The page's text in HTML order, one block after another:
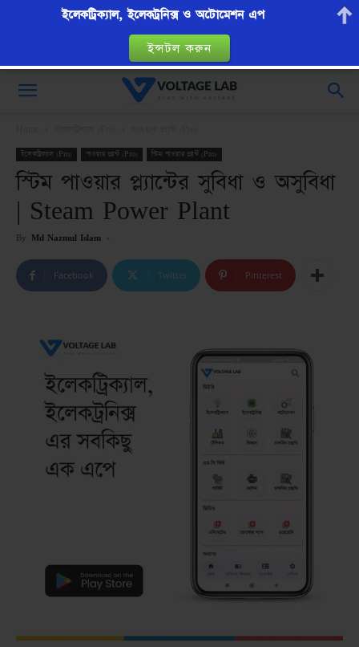
VoltageLab
ইলেকট্রিক্যাল (Pro) পাওয়ার প্ল্যান্ট (Pro) স্টিম পাওয়ার প্ল্যান্ট (Pro)
স্টিম পাওয়ার প্ল্যান্টের সুবিধা ও অসুবিধা
| Steam Power Plant
By Md Nazmul Islam -
Facebook Twitter Pinterest
ইলেকট্রিক্যাল, ইলেকট্রনিক্স ও অটোমেশন এপ
ইন্সটল করুন